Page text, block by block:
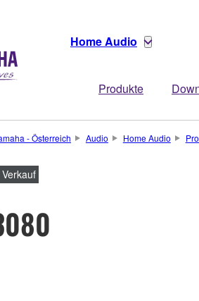
Home Audio
Produkte
- Österreich Audio Home Audio